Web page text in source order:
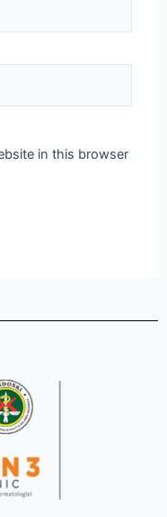
in this browser